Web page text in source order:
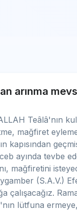
arınma
Teâlâ'nın
mağfiret eyleme
kapısından
ayında tevbe
mağfiretini
(S.A.V.)
çalışacağız.
lütfuna